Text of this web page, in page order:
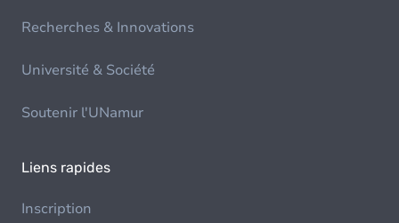
Recherches & Innovations
Université & Société
Soutenir l'UNamur
Liens rapides
Inscription